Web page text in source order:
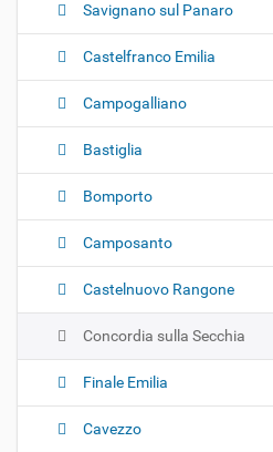
Savignano sul Panaro
Castelfranco Emilia
Campogalliano
Bastiglia
Bomporto
Camposanto
Castelnuovo Rangone
Concordia sulla Secchia
Finale Emilia
Cavezzo